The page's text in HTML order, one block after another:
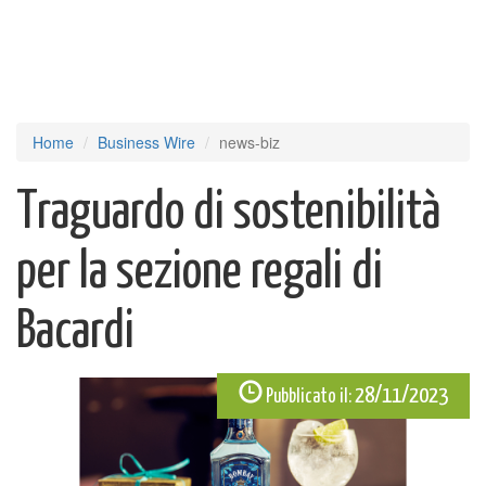
Home Business Wire news-biz
Traguardo di sostenibilità
per la sezione regali di
Bacardi
Pubblicato il:28/11/2023